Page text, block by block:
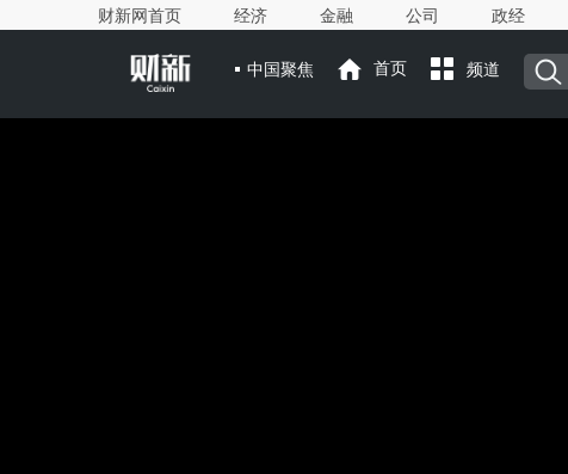
财新网首页 经济 金融 公司 政经
中国聚焦 首页 频道